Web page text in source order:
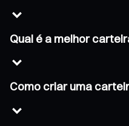
Qual é a melhor
Como criar uma